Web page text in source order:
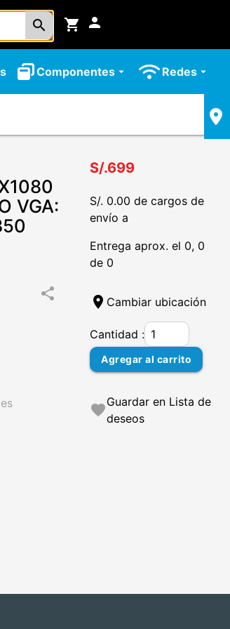
search shopping_cart person
Componentesarrow_drop_down Redes arrow_drop_down
VGA:
share
S/.699
S/. 0.00 de cargos de
envío a
Entrega aprox. el 0, 0
de 0
location_on Cambiar ubicación
Cantidad :
Agregar al carrito
favoriteGuardar en Lista de
deseos